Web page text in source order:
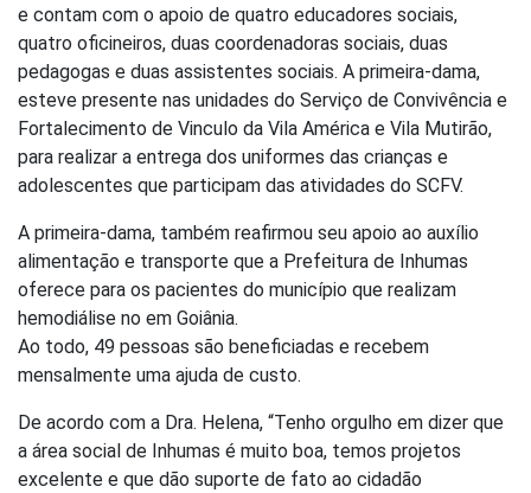
e contam com o apoio de quatro educadores sociais,
quatro oficineiros, duas coordenadoras sociais, duas
pedagogas e duas assistentes sociais. A primeira-dama,
esteve presente nas unidades do Serviço de Convivência e
Fortalecimento de Vinculo da Vila América e Vila Mutirão,
para realizar a entrega dos uniformes das crianças e
adolescentes que participam das atividades do SCFV.
A primeira-dama, também reafirmou seu apoio ao auxílio
alimentação e transporte que a Prefeitura de Inhumas
oferece para os pacientes do município que realizam
hemodiálise no em Goiânia.
Ao todo, 49 pessoas são beneficiadas e recebem
mensalmente uma ajuda de custo.
De acordo com a Dra. Helena, “Tenho orgulho em dizer que
a área social de Inhumas é muito boa, temos projetos
excelente e que dão suporte de fato ao cidadão